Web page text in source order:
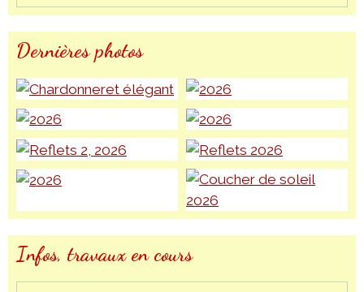
Dernières photos
Infos, travaux en cours